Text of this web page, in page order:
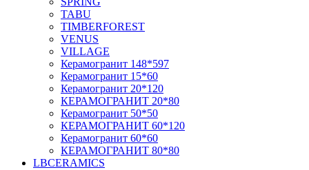
TABU
TIMBERFOREST
VENUS
VILLAGE
Керамогранит 148*597
Керамогранит 15*60
Керамогранит 20*120
КЕРАМОГРАНИТ 20*80
Керамогранит 50*50
КЕРАМОГРАНИТ 60*120
Керамогранит 60*60
КЕРАМОГРАНИТ 80*80
LBCERAMICS